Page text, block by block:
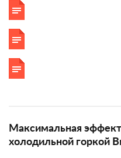
Максимальная
холодильной горкой